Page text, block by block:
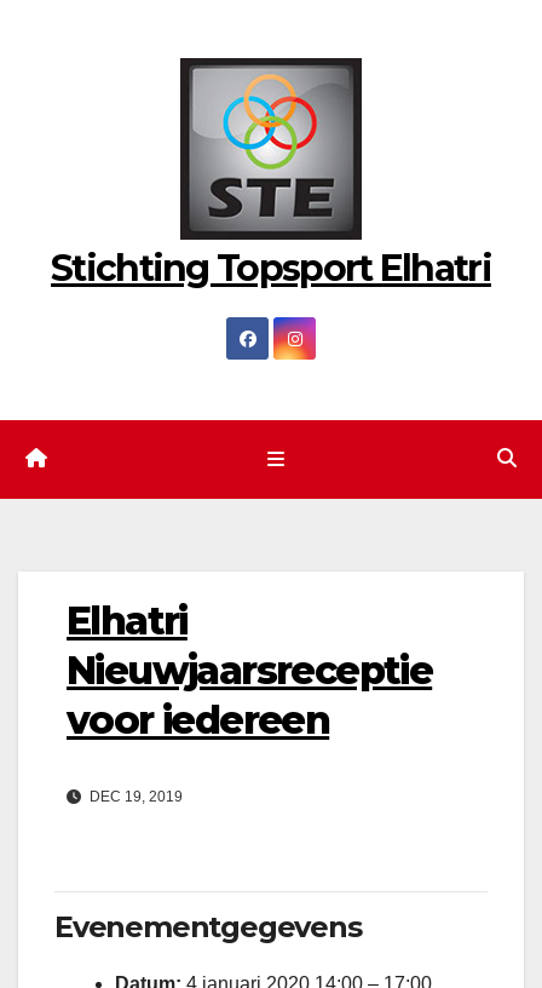
Stichting Topsport Elhatri
Elhatri
Nieuwjaarsreceptie
voor iedereen
DEC 19, 2019
Evenementgegevens
Datum: 4 januari 2020 14:00 – 17:00